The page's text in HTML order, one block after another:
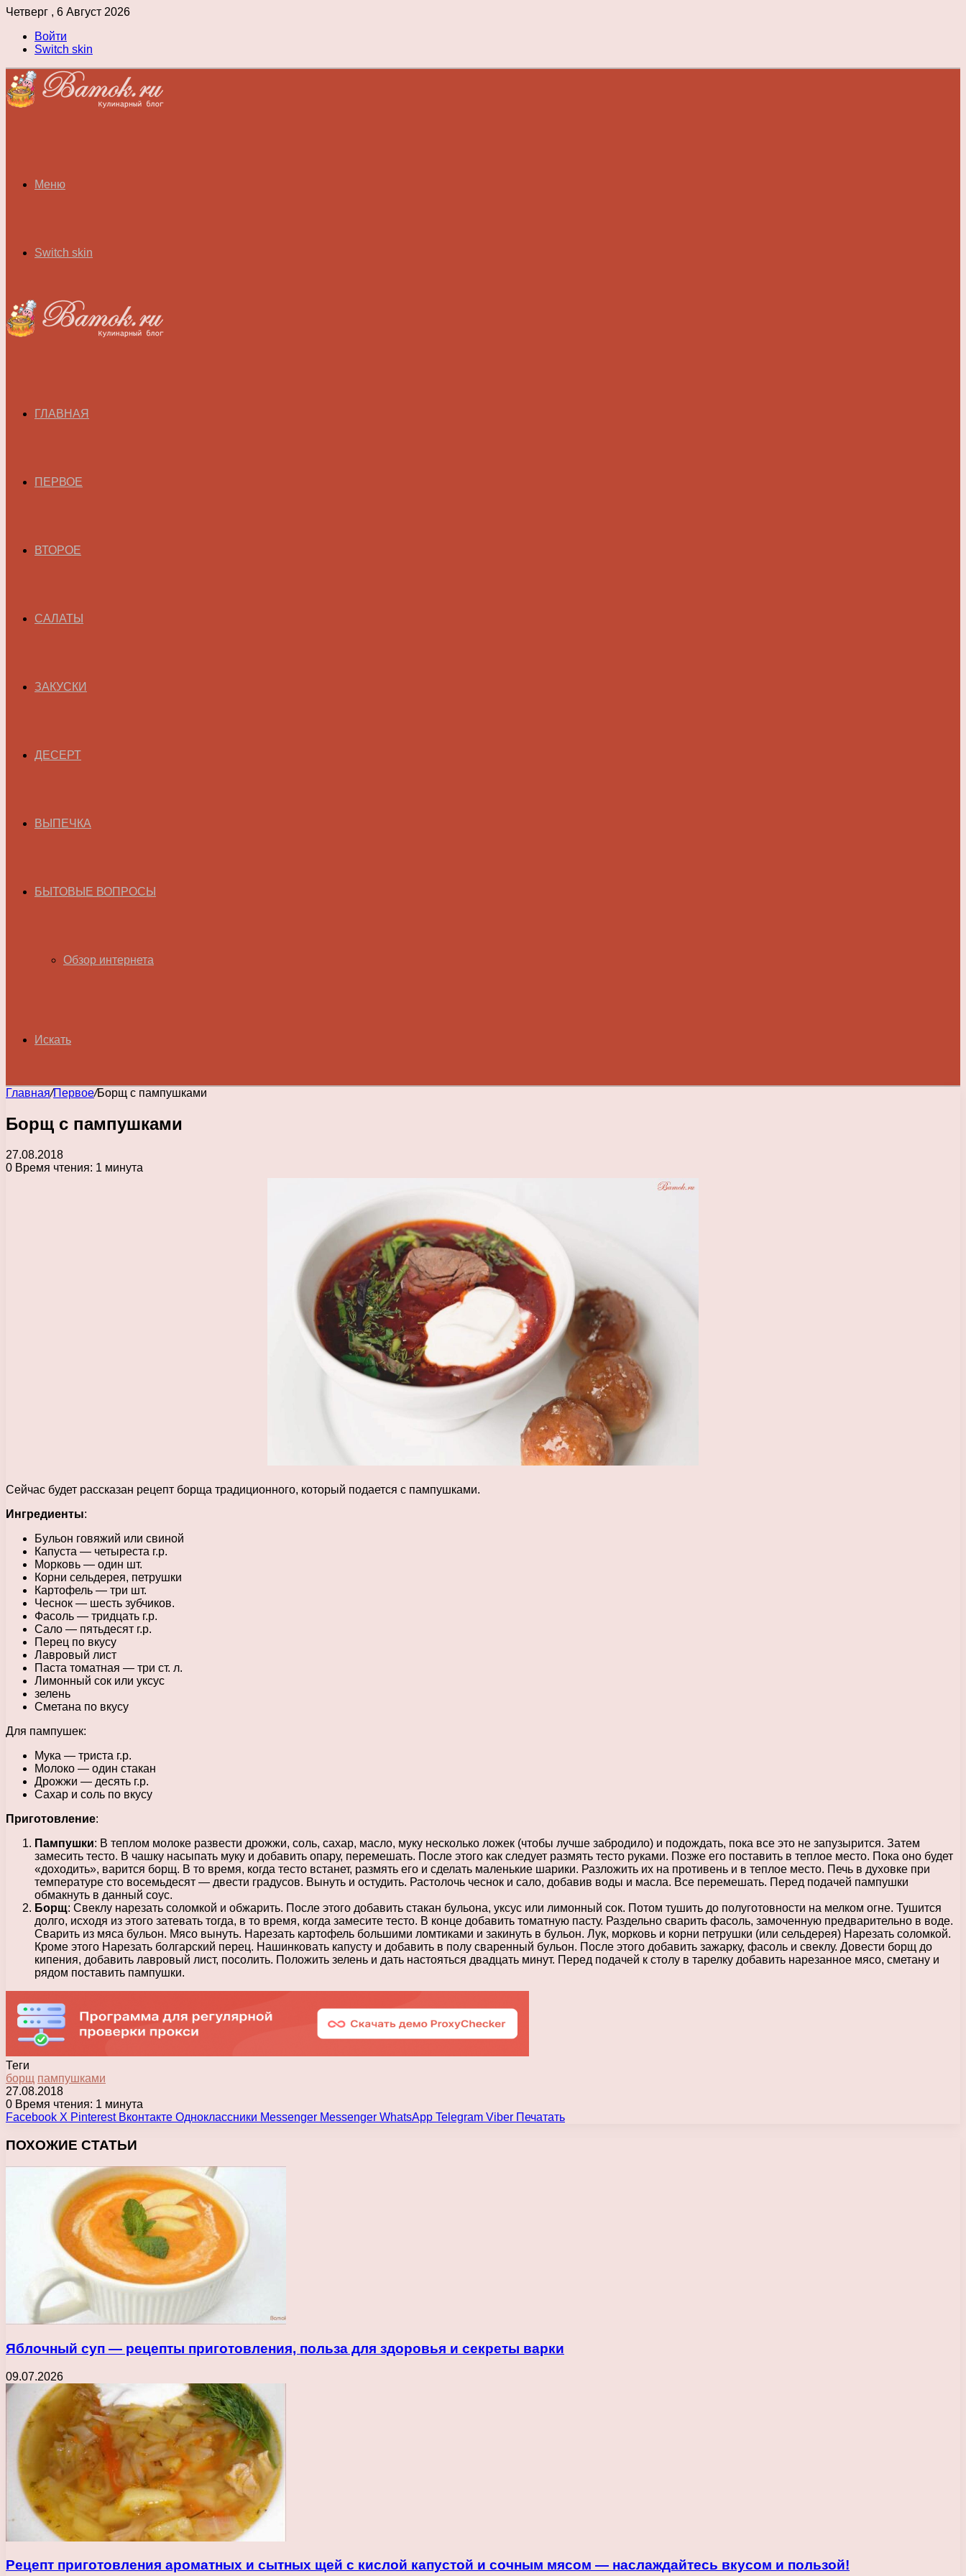
Четверг , 6 Август 2026
Войти
Switch skin
Меню
Switch skin
ГЛАВНАЯ
ПЕРВОЕ
ВТОРОЕ
САЛАТЫ
ЗАКУСКИ
ДЕСЕРТ
ВЫПЕЧКА
БЫТОВЫЕ ВОПРОСЫ
Обзор интернета
Искать
Главная/Первое/Борщ с пампушками
Борщ с пампушками
27.08.2018
0 Время чтения: 1 минута
Сейчас будет рассказан рецепт борща традиционного, который подается с пампушками.
Ингредиенты:
Бульон говяжий или свиной
Капуста — четыреста г.р.
Морковь — один шт.
Корни сельдерея, петрушки
Картофель — три шт.
Чеснок — шесть зубчиков.
Фасоль — тридцать г.р.
Сало — пятьдесят г.р.
Перец по вкусу
Лавровый лист
Паста томатная — три ст. л.
Лимонный сок или уксус
зелень
Сметана по вкусу
Для пампушек:
Мука — триста г.р.
Молоко — один стакан
Дрожжи — десять г.р.
Сахар и соль по вкусу
Приготовление:
Пампушки: В теплом молоке развести дрожжи, соль, сахар, масло, муку несколько ложек (чтобы лучше забродило) и подождать, пока все это не запузырится. Затем
замесить тесто. В чашку насыпать муку и добавить опару, перемешать. После этого как следует размять тесто руками. Позже его поставить в теплое место. Пока оно будет
«доходить», варится борщ. В то время, когда тесто встанет, размять его и сделать маленькие шарики. Разложить их на противень и в теплое место. Печь в духовке при
температуре сто восемьдесят — двести градусов. Вынуть и остудить. Растолочь чеснок и сало, добавив воды и масла. Все перемешать. Перед подачей пампушки
обмакнуть в данный соус.
Борщ: Свеклу нарезать соломкой и обжарить. После этого добавить стакан бульона, уксус или лимонный сок. Потом тушить до полуготовности на мелком огне. Тушится
долго, исходя из этого затевать тогда, в то время, когда замесите тесто. В конце добавить томатную пасту. Раздельно сварить фасоль, замоченную предварительно в воде.
Сварить из мяса бульон. Мясо вынуть. Нарезать картофель большими ломтиками и закинуть в бульон. Лук, морковь и корни петрушки (или сельдерея) Нарезать соломкой.
Кроме этого Нарезать болгарский перец. Нашинковать капусту и добавить в полу сваренный бульон. После этого добавить зажарку, фасоль и свеклу. Довести борщ до
кипения, добавить лавровый лист, посолить. Положить зелень и дать настояться двадцать минут. Перед подачей к столу в тарелку добавить нарезанное мясо, сметану и
рядом поставить пампушки.
Теги
борщ пампушками
27.08.2018
0 Время чтения: 1 минута
Facebook X Pinterest Вконтакте Одноклассники Messenger Messenger WhatsApp Telegram Viber Печатать
ПОХОЖИЕ СТАТЬИ
Яблочный суп — рецепты приготовления, польза для здоровья и секреты варки
09.07.2026
Рецепт приготовления ароматных и сытных щей с кислой капустой и сочным мясом — наслаждайтесь вкусом и пользой!